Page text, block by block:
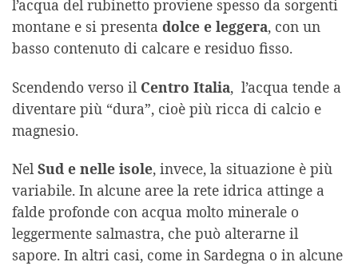
l’acqua del rubinetto proviene spesso da sorgenti
montane e si presenta dolce e leggera, con un
basso contenuto di calcare e residuo fisso.
Scendendo verso il Centro Italia, l’acqua tende a
diventare più “dura”, cioè più ricca di calcio e
magnesio.
NelSud e nelle isole, invece, la situazione è più
variabile. In alcune aree la rete idrica attinge a
falde profonde con acqua molto minerale o
leggermente salmastra, che può alterarne il
sapore. In altri casi, come in Sardegna o in alcune